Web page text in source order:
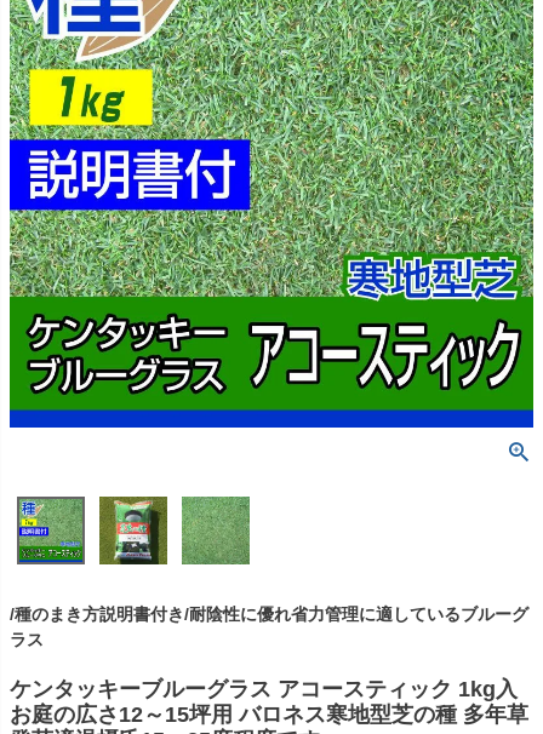
/種のまき方説明書付き/耐陰性に優れ省力管理に適しているブルーグ
ラス
ケンタッキーブルーグラス アコースティック 1kg入
お庭の広さ12～15坪用 バロネス寒地型芝の種 多年草